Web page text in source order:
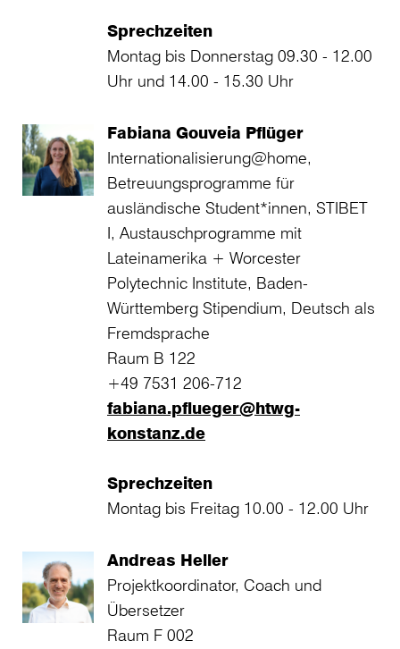
Sprechzeiten
Montag bis Donnerstag 09.30 - 12.00
Uhr und 14.00 - 15.30 Uhr
Fabiana Gouveia Pflüger
Internationalisierung@home,
Betreuungsprogramme für
ausländische Student*innen, STIBET
I, Austauschprogramme mit
Lateinamerika + Worcester
Polytechnic Institute, Baden-
Württemberg Stipendium, Deutsch als
Fremdsprache
Raum B 122
+49 7531 206-712
fabiana.pflueger@htwg-
konstanz.de
Sprechzeiten
Montag bis Freitag 10.00 - 12.00 Uhr
Andreas Heller
Projektkoordinator, Coach und
Übersetzer
Raum F 002